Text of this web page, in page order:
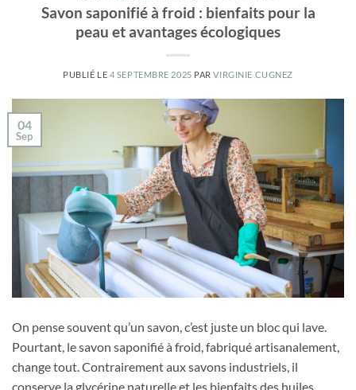
Savon saponifié à froid : bienfaits pour la
peau et avantages écologiques
PUBLIÉ LE 4 SEPTEMBRE 2025 PARVIRGINIE CUGNEZ
04
Sep
On pense souvent qu’un savon, c’est juste un bloc qui lave.
Pourtant, le savon saponifié à froid, fabriqué artisanalement,
change tout. Contrairement aux savons industriels, il
conserve la glycérine naturelle et les bienfaits des huiles